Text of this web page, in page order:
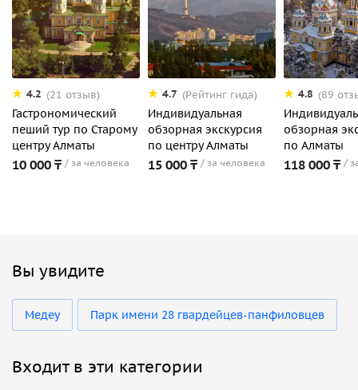
4.2 (21 отзыв)
Гастрономический
пеший тур по Старому
центру Алматы
10 000 ₸ за человека
4.7 (Рейтинг гида)
Индивидуальная
обзорная экскурсия
по центру Алматы
15 000 ₸ за человека
4.8 (89
обзорная
по Алматы
118 000 ₸
Вы увидите
Медеу Парк имени 28 гвардейцев-панфиловцев
Входит в эти категории